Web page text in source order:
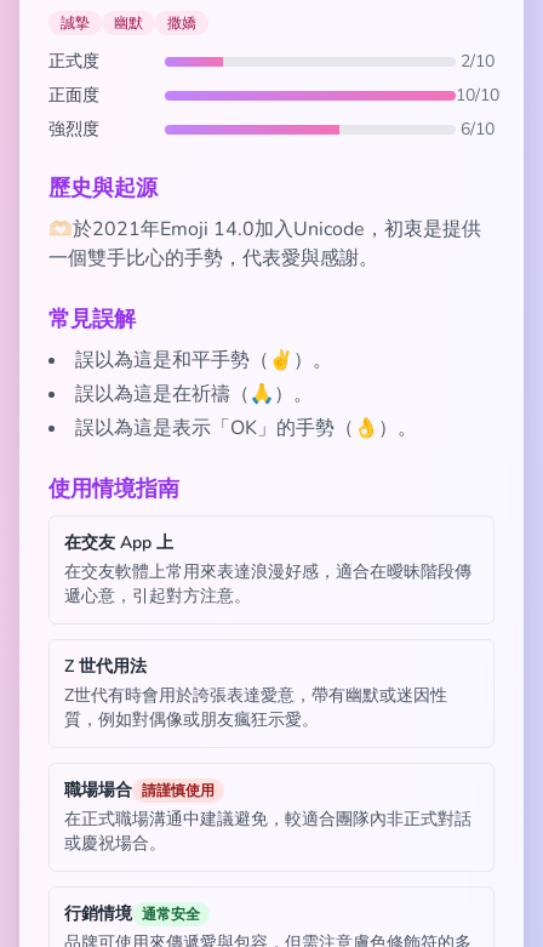
誠摯 幽默 撒嬌
正式度
2/10
正面度
10/10
強烈度
6/10
歷史與起源
🫶🏻於2021年Emoji 14.0加入Unicode，初衷是提供
一個雙手比心的手勢，代表愛與感謝。
常見誤解
誤以為這是和平手勢（✌️）。
誤以為這是在祈禱（🙏）。
誤以為這是表示「OK」的手勢（👌）。
使用情境指南
在交友 App 上
在交友軟體上常用來表達浪漫好感，適合在曖昧階段傳
遞心意，引起對方注意。
Z 世代用法
Z世代有時會用於誇張表達愛意，帶有幽默或迷因性
質，例如對偶像或朋友瘋狂示愛。
職場場合 請謹慎使用
在正式職場溝通中建議避免，較適合團隊內非正式對話
或慶祝場合。
行銷情境 通常安全